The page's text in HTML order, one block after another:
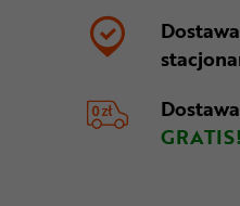
GRATIS!